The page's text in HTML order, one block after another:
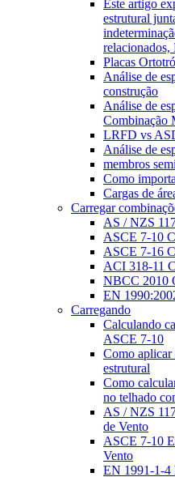
Este artigo
estrutural
relacionados,
Placas
Análise de
construção
Análise de
Combinação
LRFD vs
Análise de
membros
Como
Cargas de
Carregar
AS / NZS
ASCE 7-10
ASCE 7-16
ACI 318-11
NBCC 2010
EN
Carregando
Calculando
ASCE 7-10
Como aplicar
estrutural
Como
no telhado
AS / NZS
de Vento
ASCE 7-10
Vento
EN 1991-1-4